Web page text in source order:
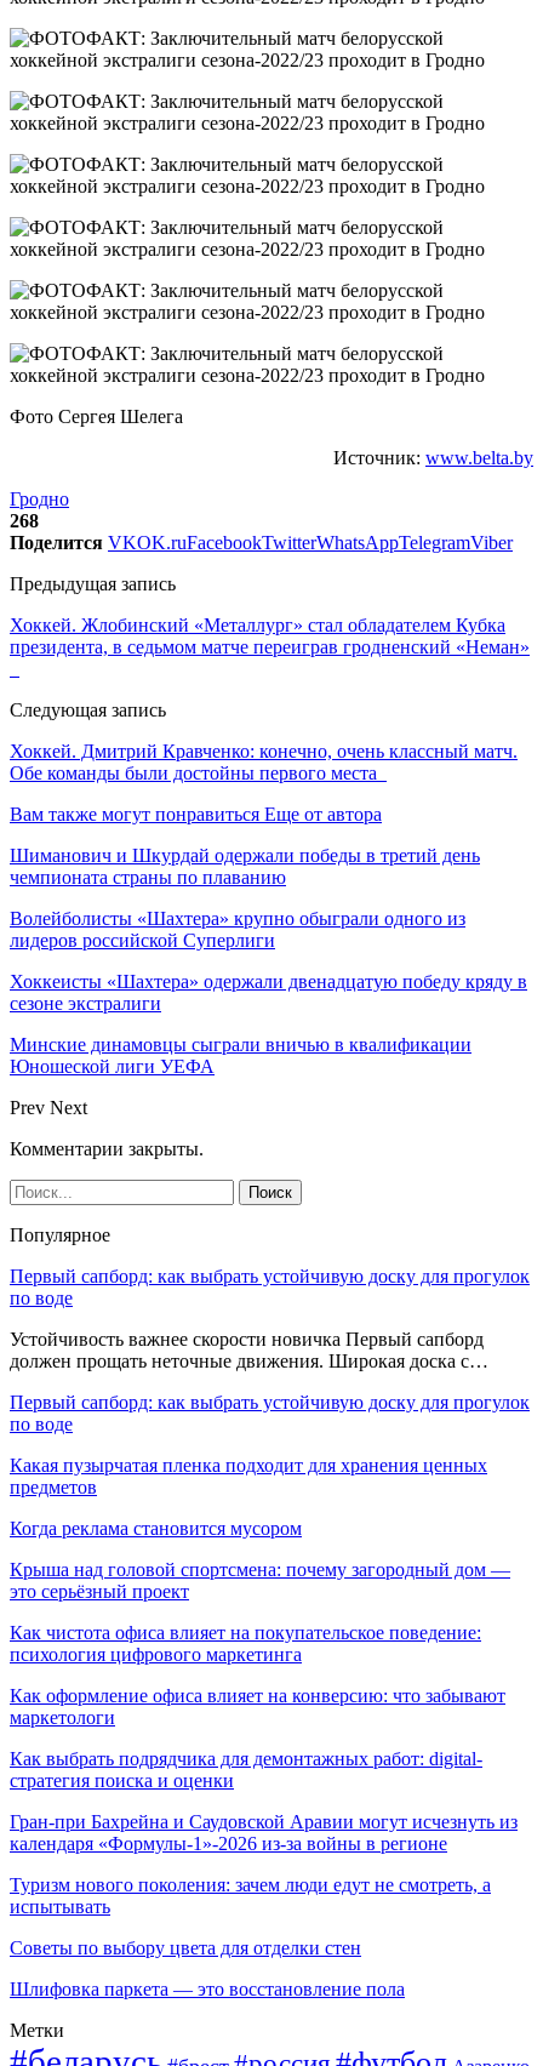
Фото Сергея Шелега
Источник: www.belta.by
Гродно
268
Поделится VKOK.ruFacebookTwitterWhatsAppTelegramViber
Предыдущая запись
Хоккей. Жлобинский «Металлург» стал обладателем Кубка
президента, в седьмом матче переиграв гродненский «Неман»
Следующая запись
Хоккей. Дмитрий Кравченко: конечно, очень классный матч.
Обе команды были достойны первого места
Вам также могут понравиться Еще от автора
Шиманович и Шкурдай одержали победы в третий день
чемпионата страны по плаванию
Волейболисты «Шахтера» крупно обыграли одного из
лидеров российской Суперлиги
Хоккеисты «Шахтера» одержали двенадцатую победу кряду в
сезоне экстралиги
Минские динамовцы сыграли вничью в квалификации
Юношеской лиги УЕФА
Prev Next
Комментарии закрыты.
Популярное
Первый сапборд: как выбрать устойчивую доску для прогулок
по воде
Устойчивость важнее скорости новичка Первый сапборд
должен прощать неточные движения. Широкая доска с…
Первый сапборд: как выбрать устойчивую доску для прогулок
по воде
Какая пузырчатая пленка подходит для хранения ценных
предметов
Когда реклама становится мусором
Крыша над головой спортсмена: почему загородный дом —
это серьёзный проект
Как чистота офиса влияет на покупательское поведение:
психология цифрового маркетинга
Как оформление офиса влияет на конверсию: что забывают
маркетологи
Как выбрать подрядчика для демонтажных работ: digital-
стратегия поиска и оценки
Гран-при Бахрейна и Саудовской Аравии могут исчезнуть из
календаря «Формулы-1»-2026 из-за войны в регионе
Туризм нового поколения: зачем люди едут не смотреть, а
испытывать
Советы по выбору цвета для отделки стен
Шлифовка паркета — это восстановление пола
Метки